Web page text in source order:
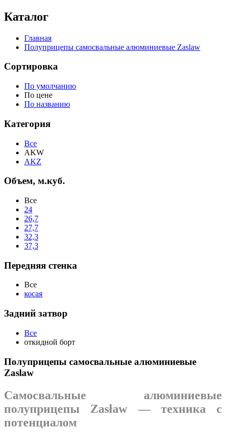
Каталог
Главная
Полуприцепы самосвальные алюминиевые Zaslaw
Сортировка
По умолчанию
По цене
По названию
Категория
Все
AKW
AKZ
Объем, м.куб.
Все
24
26,7
27,7
32,3
37,3
Передняя стенка
Все
косая
Задний затвор
Все
откидной борт
Полуприцепы самосвальные алюминиевые
Zaslaw
Самосвальные алюминиевые
полуприцепы Zasław — техника с
потенциалом